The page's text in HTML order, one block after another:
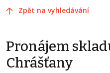
Zpět na vyhledávání
Pronájem
Chrášťany